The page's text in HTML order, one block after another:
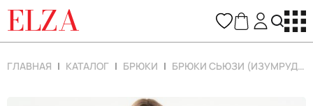
ELZA
ГЛАВНАЯ КАТАЛОГ БРЮКИ БРЮКИ СЬЮЗИ (ИЗУМРУДНЫЙ)